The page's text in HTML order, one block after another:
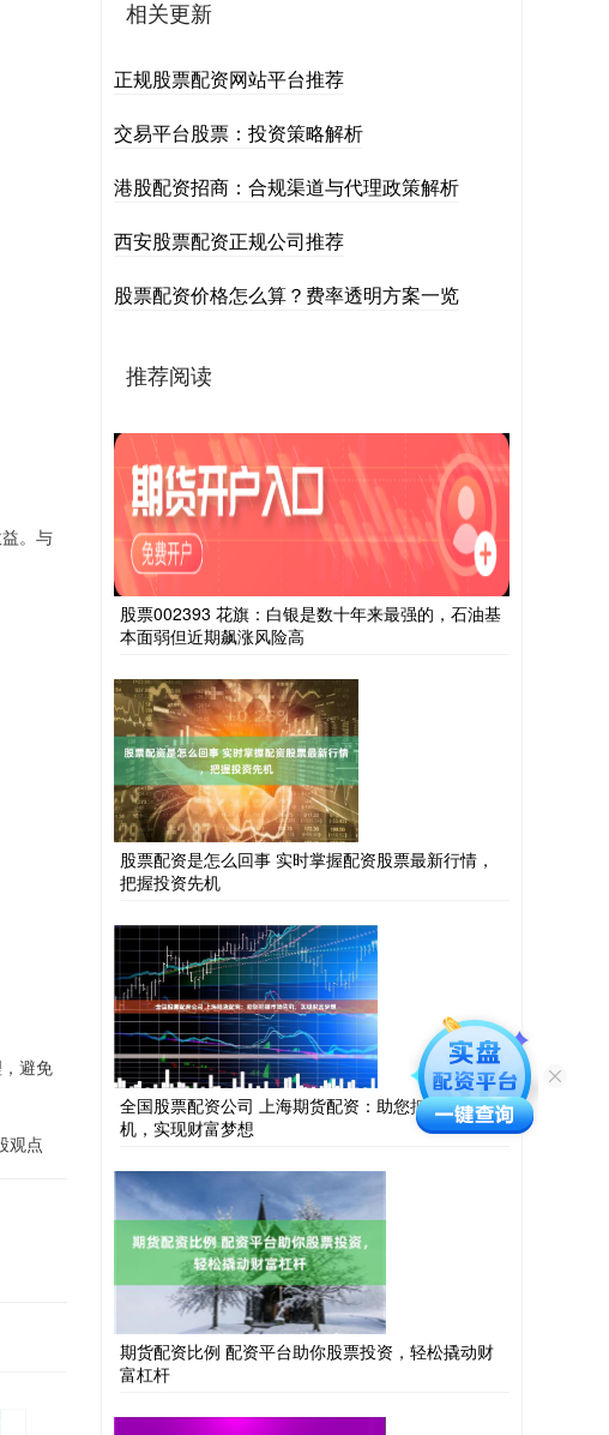
。与
避免
观点
相关更新
正规股票配资网站平台推荐
交易平台股票：投资策略解析
港股配资招商：合规渠道与代理政策解析
西安股票配资正规公司推荐
股票配资价格怎么算？费率透明方案一览
推荐阅读
股票002393 花旗：白银是数十年来最强的，石油基
本面弱但近期飙涨风险高
股票配资是怎么回事 实时掌握配资股票最新行情，
把握投资先机
全国股票配资公司 上海期货配资：助您把握市场先
机，实现财富梦想
期货配资比例 配资平台助你股票投资，轻松撬动财
富杠杆